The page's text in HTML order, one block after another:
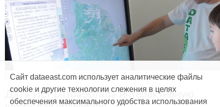
Продукты и услуги
Дата Ист разработала интерактивную
Сайт dataeast.com использует аналитические файлы
cookie и другие технологии слежения в целях
обеспечения максимального удобства использования